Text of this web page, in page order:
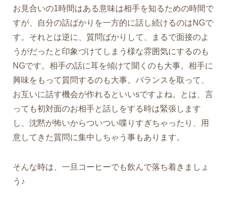
お見合いの1時間はある意味は相手を知るための時間で
すが、自分の話ばかりを一方的に話し続けるのはNGで
す。それとは逆に、質問ばかりして、まるで面接のよ
うがだったと印象づけてしまう様な雰囲気にするのも
NGです。相手の話に耳を傾けて聞くのも大事。相手に
興味をもって質問するのも大事。バランスを取って、
お互いに話す機会が作れるといいsですよね。とは、言
っても初対面のお相手と話しをする時は緊張します
し、沈黙が怖いからついつい喋りすぎちゃったり、用
意してきた質問に集中しちゃう事もあります。
そんな時は、一旦コーヒーでも飲んで落ち着きましょ
う♪